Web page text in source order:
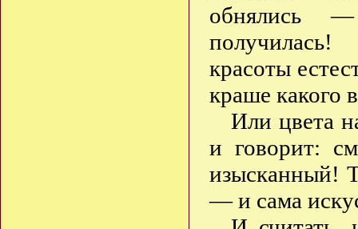
обнялись
красоты
краше какого
Или цвета
и говорит:
изысканный!
— и сама